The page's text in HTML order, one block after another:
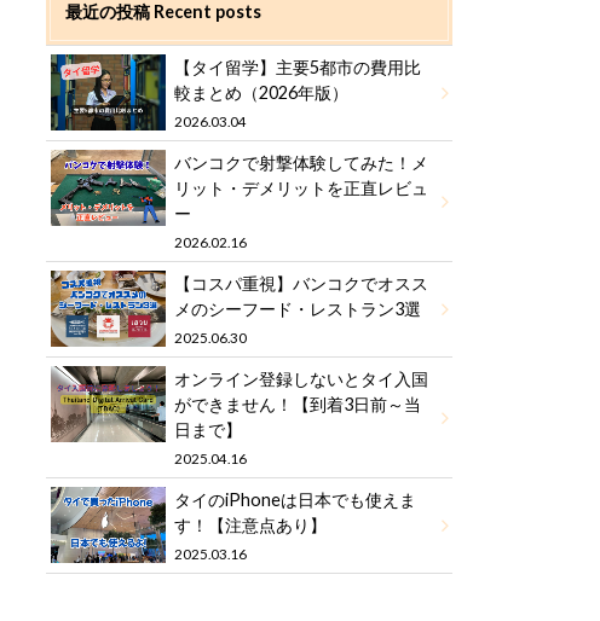
最近の投稿 Recent posts
【タイ留学】主要5都市の費用比
較まとめ（2026年版）
2026.03.04
バンコクで射撃体験してみた！メ
リット・デメリットを正直レビュ
ー
2026.02.16
【コスパ重視】バンコクでオスス
メのシーフード・レストラン3選
2025.06.30
オンライン登録しないとタイ入国
ができません！【到着3日前～当
日まで】
2025.04.16
タイのiPhoneは日本でも使えま
す！【注意点あり】
2025.03.16